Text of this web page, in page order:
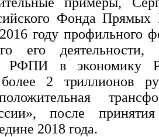
Фонда Прямых
году профильного
его
РФПИ в экономику
более 2 триллионов
после принятия
2018 года.